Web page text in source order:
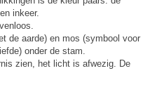
inkeer.
de aarde) en mos (symbool voor
onder de stam.
zien, het licht is afwezig. De